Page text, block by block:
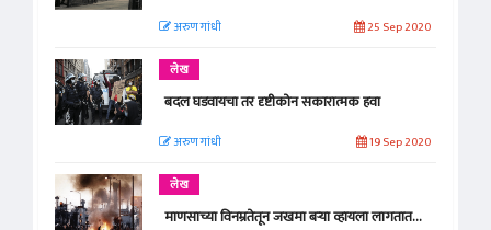
अरुण गांधी 25 Sep 2020
लेख
बदल घडवायचा तर दृष्टीकोन सकारात्मक हवा
अरुण गांधी 19 Sep 2020
लेख
माणसाच्या विनम्रतेतून जखमा बऱ्या व्हायला लागतात...